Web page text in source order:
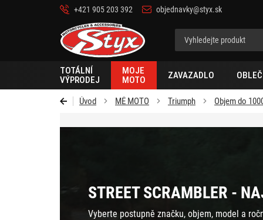
+421 905 203 392
objednavky@styx.sk
Styx-
cz
TOTÁLNÍ
VÝPRODEJ
MOJE
MOTO
ZAVAZADLO
Úvod MÉ MOTO Triumph Objem do
STREET SCRAMBLER -
Vyberte postupně značku, objem, model a